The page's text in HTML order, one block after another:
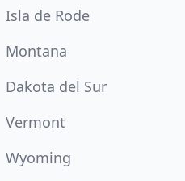
Isla de Rode
Montana
Dakota del Sur
Vermont
Wyoming